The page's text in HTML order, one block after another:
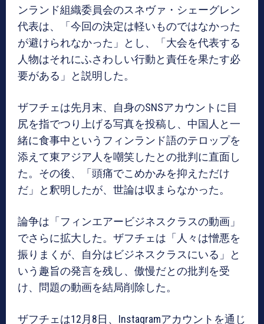
ンランド組織委員会のスネヴァ・シェーグレン
代表は、「今回の決定は軽いものではなかった
が避けられなかった」とし、「大会を代表する
人物はそれにふさわしい行動と責任を果たす必
要がある」と説明した。
ザフチェは先月末、自身のSNSアカウントに目
尻を指でつり上げる写真を投稿し、中国人と一
緒に食事中というフィンランド語のテロップを
添えて東アジア人を嘲笑したとの批判に直面し
た。その後、「頭痛でこめかみを抑えただけ
だ」と釈明したが、世論は収まらなかった。
論争は「フィンエアービジネスクラスの動画」
でさらに拡大した。ザフチェは「人々は憎悪を
振りまくが、自分はビジネスクラスにいる」と
いう趣旨の発言を残し、傲慢だとの批判を受
け、問題の動画を結局削除した。
ザフチェは12月8日、Instagramアカウントを通じ